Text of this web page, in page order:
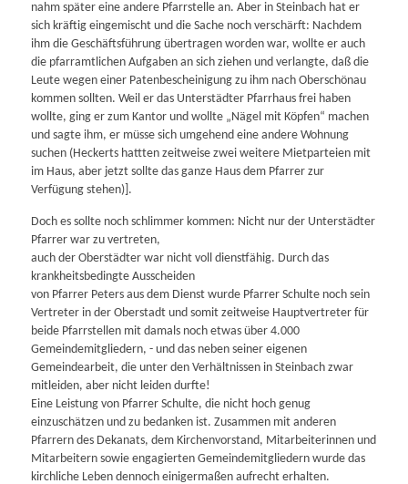
nahm später eine andere Pfarrstelle an. Aber in Steinbach hat er
sich kräftig eingemischt und die Sache noch verschärft: Nachdem
ihm die Geschäftsführung übertragen worden war, wollte er auch
die pfarramtlichen Aufgaben an sich ziehen und verlangte, daß die
Leute wegen einer Patenbescheinigung zu ihm nach Oberschönau
kommen sollten. Weil er das Unterstädter Pfarrhaus frei haben
wollte, ging er zum Kantor und wollte „Nägel mit Köpfen“ machen
und sagte ihm, er müsse sich umgehend eine andere Wohnung
suchen (Heckerts hattten zeitweise zwei weitere Mietparteien mit
im Haus, aber jetzt sollte das ganze Haus dem Pfarrer zur
Verfügung stehen)].
Doch es sollte noch schlimmer kommen: Nicht nur der Unterstädter
Pfarrer war zu vertreten,
auch der Oberstädter war nicht voll dienstfähig. Durch das
krankheitsbedingte Ausscheiden
von Pfarrer Peters aus dem Dienst wurde Pfarrer Schulte noch sein
Vertreter in der Oberstadt und somit zeitweise Hauptvertreter für
beide Pfarrstellen mit damals noch etwas über 4.000
Gemeindemitgliedern, - und das neben seiner eigenen
Gemeindearbeit, die unter den Verhältnissen in Steinbach zwar
mitleiden, aber nicht leiden durfte!
Eine Leistung von Pfarrer Schulte, die nicht hoch genug
einzuschätzen und zu bedanken ist. Zusammen mit anderen
Pfarrern des Dekanats, dem Kirchenvorstand, Mitarbeiterinnen und
Mitarbeitern sowie engagierten Gemeindemitgliedern wurde das
kirchliche Leben dennoch einigermaßen aufrecht erhalten.